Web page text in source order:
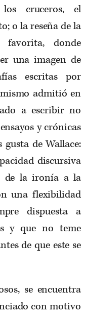
cruceros, el
o la reseña de la
donde
una imagen de
escritas por
admitió en
a escribir no
y crónicas
de Wallace:
discursiva
de la ironía a la
una flexibilidad
dispuesta a
y que no teme
de que este se
se encuentra
con motivo